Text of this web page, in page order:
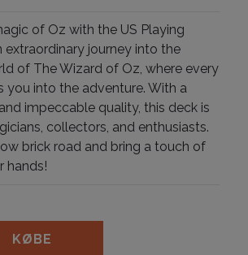
of Oz with the US Playing
extraordinary journey into the
of The Wizard of Oz, where every
you into the adventure. With a
impeccable quality, this deck is
collectors, and enthusiasts.
brick road and bring a touch of
hands!
KØBE